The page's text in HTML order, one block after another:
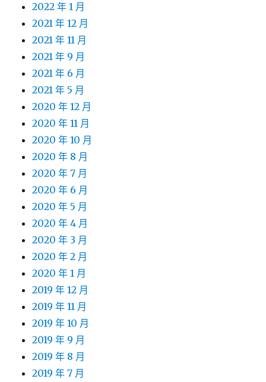
2022 年 1 月
2021 年 12 月
2021 年 11 月
2021 年 9 月
2021 年 6 月
2021 年 5 月
2020 年 12 月
2020 年 11 月
2020 年 10 月
2020 年 8 月
2020 年 7 月
2020 年 6 月
2020 年 5 月
2020 年 4 月
2020 年 3 月
2020 年 2 月
2020 年 1 月
2019 年 12 月
2019 年 11 月
2019 年 10 月
2019 年 9 月
2019 年 8 月
2019 年 7 月